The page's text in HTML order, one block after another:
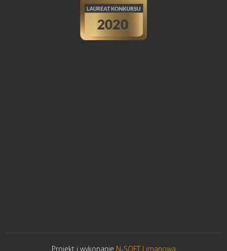
Projekt i wykonanie N-SOFT Limanowa